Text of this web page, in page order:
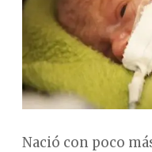
Nació con poco